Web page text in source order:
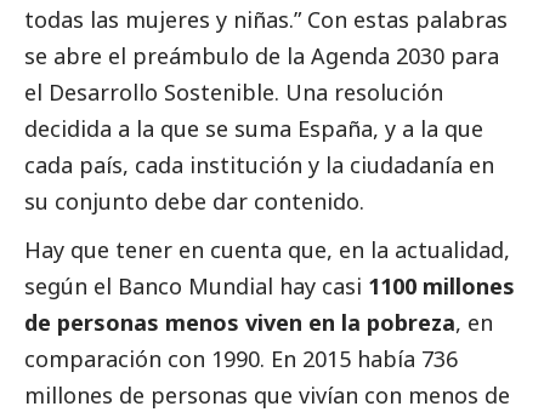
todas las mujeres y niñas.” Con estas palabras
se abre el preámbulo de la Agenda 2030 para
el Desarrollo Sostenible. Una resolución
decidida a la que se suma España, y a la que
cada país, cada institución y la ciudadanía en
su conjunto debe dar contenido.
Hay que tener en cuenta que, en la actualidad,
según el Banco Mundial hay casi 1100 millones
de personas menos viven en la pobreza, en
comparación con 1990. En 2015 había 736
millones de personas que vivían con menos de